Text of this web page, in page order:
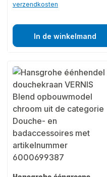
verzendkosten
In de winkelmand